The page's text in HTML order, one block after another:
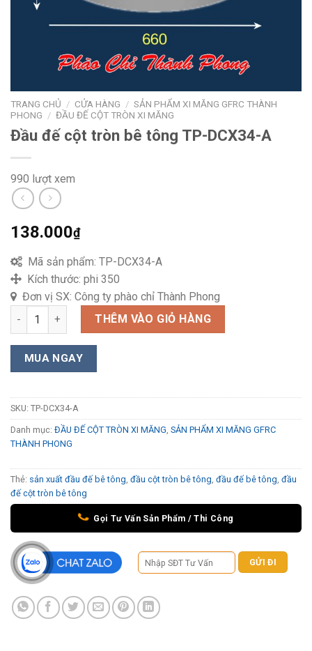
TRANG CHỦ / CỬA HÀNG / SẢN PHẨM XI MĂNG GFRC THÀNH
PHONG / ĐẦU ĐẾ CỘT TRÒN XI MĂNG
Đầu đế cột tròn bê tông TP-DCX34-A
990 lượt xem
138.000₫
Mã sản phẩm: TP-DCX34-A
Kích thước: phi 350
Đơn vị SX: Công ty phào chỉ Thành Phong
Đầu đế cột tròn bê tông TP-DCX34-A số lượng
THÊM VÀO GIỎ HÀNG
MUA NGAY
SKU: TP-DCX34-A
Danh mục: ĐẦU ĐẾ CỘT TRÒN XI MĂNG SẢN PHẨM XI MĂNG GFRC
THÀNH PHONG
Thẻ: sản xuất đầu đế bê tông đầu cột tròn bê tông đầu đế bê tông đầu
đế cột tròn bê tông
Gọi Tư Vấn Sản Phẩm / Thi Công